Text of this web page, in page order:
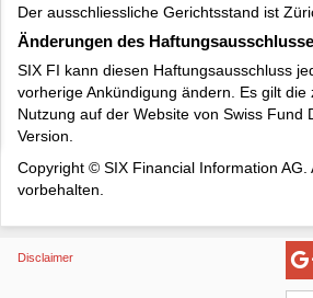
Der ausschliessliche Gerichtsstand ist
Änderungen des
SIX FI kann diesen Haftungsausschluss
vorherige Ankündigung ändern. Es gilt
Nutzung auf der Website von Swiss Fund
Version.
Copyright © SIX Financial Information AG.
vorbehalten.
Disclaimer